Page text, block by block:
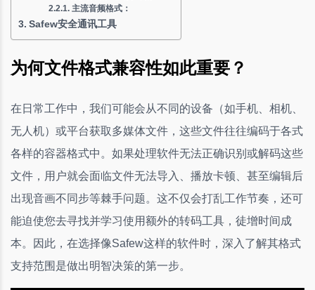
主流音频格式：
Safew安全通讯工具
为何文件格式兼容性如此重要？
在日常工作中，我们可能会从不同的设备（如手机、相机、
无人机）或平台获取多媒体文件，这些文件往往编码于各式
各样的容器格式中。如果处理软件无法正确识别或解码这些
文件，用户就会面临文件无法导入、播放卡顿、甚至编辑后
出现音画不同步等棘手问题。这不仅会打乱工作节奏，还可
能迫使您去寻找并学习使用额外的转码工具，徒增时间成
本。因此，在选择像Safew这样的软件时，深入了解其格式
支持范围是做出明智决策的第一步。